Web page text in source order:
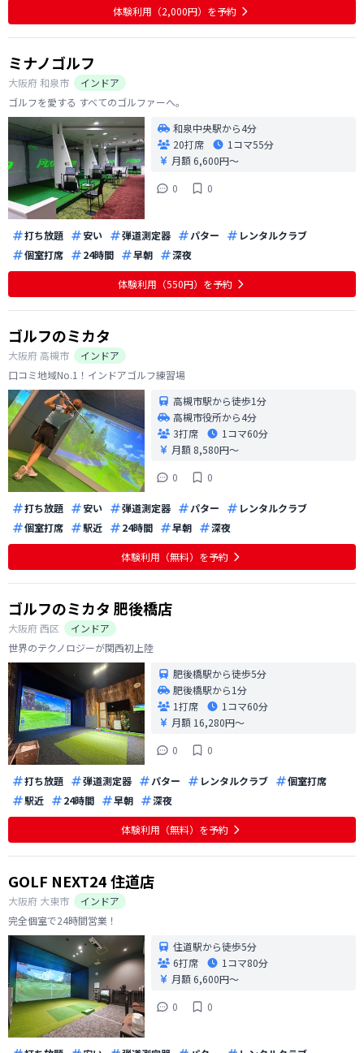
体験利用（2,000円）を予約
ミナノゴルフ
大阪府和泉市
インドア
ゴルフを愛する すべてのゴルファーへ。
和泉中央駅から4分
20打席
1コマ55分
月額 6,600円〜
0
0
打ち放題 安い 弾道測定器 パター
レンタルクラブ
個室打席
24時間 早朝 深夜
体験利用（550円）を予約
ゴルフのミカタ
大阪府 高槻市
インドア
口コミ地域No.1！インドアゴルフ練習場
高槻市駅から徒歩1分
高槻市役所から4分
3打席
1コマ60分
月額 8,580円〜
0
0
打ち放題 安い 弾道測定器 パター
レンタルクラブ
個室打席
駅近 24時間 早朝 深夜
体験利用（無料）を予約
ゴルフのミカタ 肥後橋店
大阪府西区
インドア
世界のテクノロジーが関西初上陸
肥後橋駅から徒歩5分
肥後橋駅から1分
1打席
1コマ60分
月額 16,280円〜
0
0
打ち放題 弾道測定器 パター レンタルクラブ
個室打席
駅近
24時間 早朝 深夜
体験利用（無料）を予約
GOLF NEXT24 住道店
大阪府 大東市
インドア
完全個室で24時間営業！
住道駅から徒歩5分
6打席
1コマ80分
月額 6,600円〜
0
0